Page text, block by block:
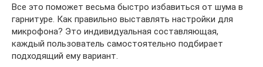
Все это поможет весьма быстро избавиться от шума в
гарнитуре. Как правильно выставлять настройки для
микрофона? Это индивидуальная составляющая,
каждый пользователь самостоятельно подбирает
подходящий ему вариант.